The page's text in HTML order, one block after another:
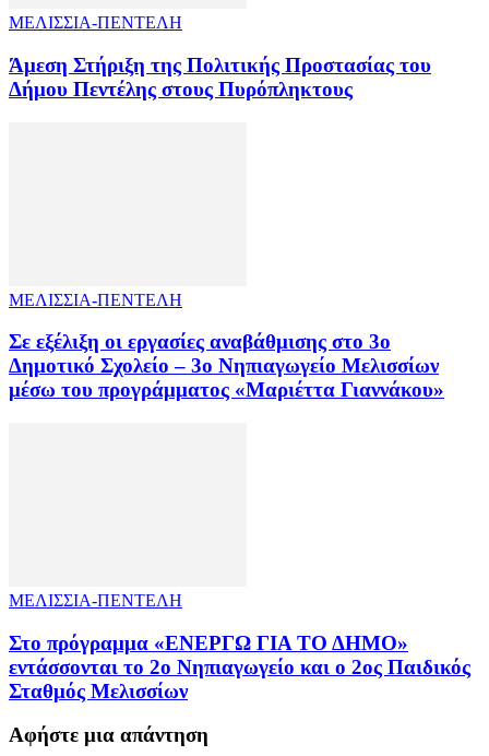
ΜΕΛΙΣΣΙΑ-ΠΕΝΤΕΛΗ
Άμεση Στήριξη της Πολιτικής Προστασίας του
Δήμου Πεντέλης στους Πυρόπληκτους
ΜΕΛΙΣΣΙΑ-ΠΕΝΤΕΛΗ
Σε εξέλιξη οι εργασίες αναβάθμισης στο 3ο
Δημοτικό Σχολείο – 3ο Νηπιαγωγείο Μελισσίων
μέσω του προγράμματος «Μαριέττα Γιαννάκου»
ΜΕΛΙΣΣΙΑ-ΠΕΝΤΕΛΗ
Στο πρόγραμμα «ΕΝΕΡΓΩ ΓΙΑ ΤΟ ΔΗΜΟ»
εντάσσονται το 2ο Νηπιαγωγείο και ο 2ος Παιδικός
Σταθμός Μελισσίων
Αφήστε μια απάντηση